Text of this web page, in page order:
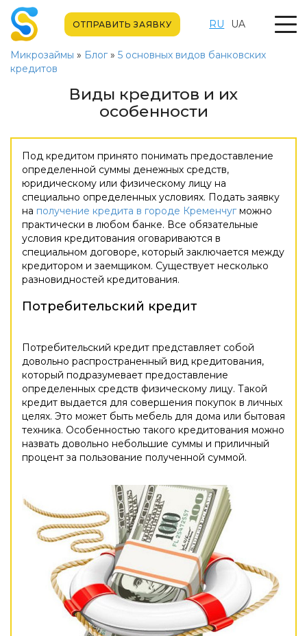
ОТПРАВИТЬ ЗАЯВКУ RU UA
Микрозаймы » Блог» 5 основных видов банковских
кредитов
Виды кредитов и их
особенности
Под кредитом принято понимать предоставление
определенной суммы денежных средств,
юридическому или физическому лицу на
специально определенных условиях. Подать заявку
на получение кредита в городе Кременчугможно
практически в любом банке. Все обязательные
условия кредитования оговариваются в
специальном договоре, который заключается между
кредитором и заемщиком. Существует несколько
разновидностей кредитования.
Потребительский кредит
Потребительский кредит представляет собой
довольно распространенный вид кредитования,
который подразумевает предоставление
определенных средств физическому лицу. Такой
кредит выдается для совершения покупок в личных
целях. Это может быть мебель для дома или бытовая
техника. Особенностью такого кредитования можно
назвать довольно небольшие суммы и приличный
процент за пользование полученной суммой.